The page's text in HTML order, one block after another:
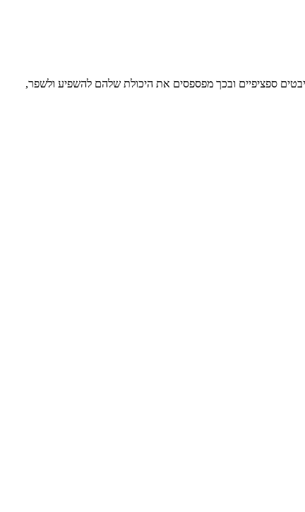
ספציפיים ובכך מפספסים את היכולת שלהם להשפיע ולשפר,